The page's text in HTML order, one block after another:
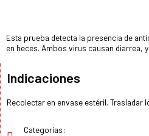
Esta prueba detecta la presencia de
en heces. Ambos virus causan diarrea,
Indicaciones
Recolectar en envase estéril.
Categorías: